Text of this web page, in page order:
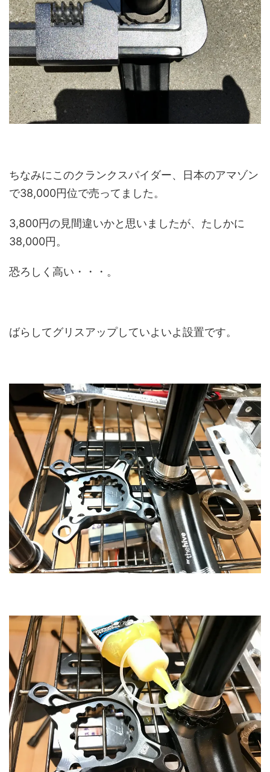
ちなみにこのクランクスパイダー、日本のアマゾン
で38,000円位で売ってました。
3,800円の見間違いかと思いましたが、たしかに
38,000円。
恐ろしく高い・・・。
ばらしてグリスアップしていよいよ設置です。